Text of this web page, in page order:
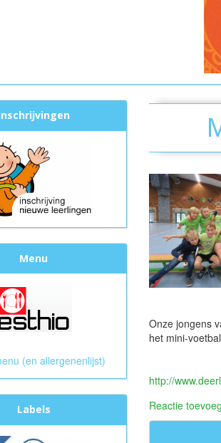
Onze jongens
het mini-
http://
Reactie
Menu
(en allergenenlijst)
Labels